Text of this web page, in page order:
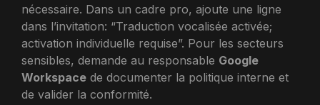
nécessaire. Dans un cadre pro, ajoute une ligne
dans l’invitation: “Traduction vocalisée activée;
activation individuelle requise”. Pour les secteurs
sensibles, demande au responsable Google
Workspace de documenter la politique interne et
de valider la conformité.